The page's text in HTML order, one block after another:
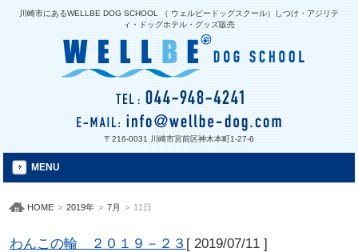
川崎市にあるWELLBE DOG SCHOOL （ ウェルビードッグスクール）しつけ・アジリテ
ィ・ドッグホテル・グッズ販売
〒216-0031 川崎市宮前区神木本町1-27-6
MENU
HOME > 2019年 > 7月 > 11日
わんこの輪 ２０１９－２３ [ 2019/07/11]